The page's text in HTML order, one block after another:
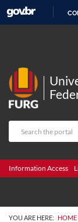
Information Access
YOU ARE HERE: HOME